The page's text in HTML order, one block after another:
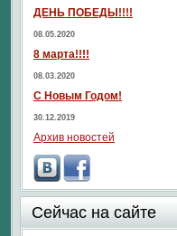
ДЕНЬ ПОБЕДЫ!!!!
08.05.2020
8 марта!!!!
08.03.2020
С Новым Годом!
30.12.2019
Архив новостей
Сейчас на сайте